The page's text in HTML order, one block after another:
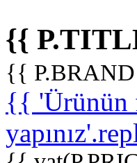
{{
{{
{{ 'Ürünün